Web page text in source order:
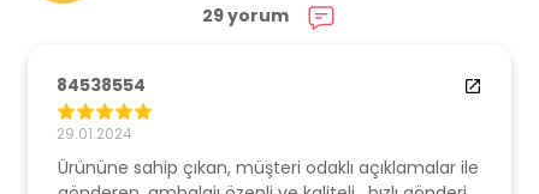
29 yorum
84538554
29.01.2024
Ürününe sahip çıkan, müşteri odaklı açıklamalar ile